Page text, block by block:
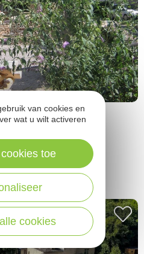
de
van cookies en
wat u wilt activeren
cookies
toe